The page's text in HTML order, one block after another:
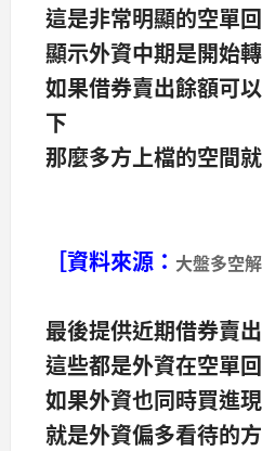
這是非常明顯的空單
顯示外資中期是開始
如果借券賣出餘額可
下
那麼多方上檔的空間
［資料來源： 大盤多空
最後提供近期借券賣
這些都是外資在空單
如果外資也同時買進
就是外資偏多看待的